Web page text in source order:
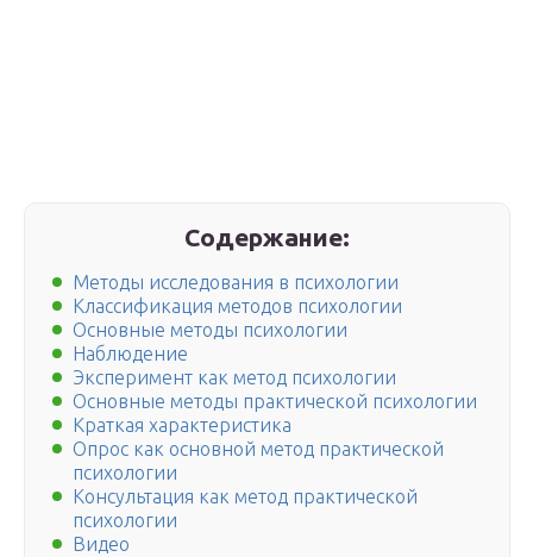
Содержание:
Методы исследования в психологии
Классификация методов психологии
Основные методы психологии
Наблюдение
Эксперимент как метод психологии
Основные методы практической психологии
Краткая характеристика
Опрос как основной метод практической
психологии
Консультация как метод практической
психологии
Видео